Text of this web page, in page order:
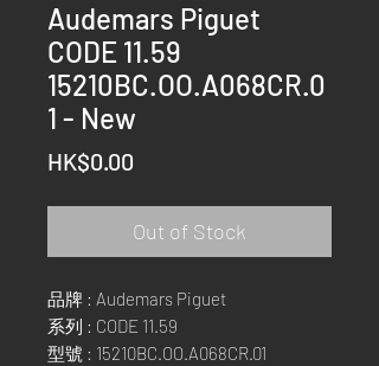
Audemars Piguet
CODE 11.59
15210BC.OO.A068CR.0
1 - New
HK$0.00
Out of Stock
品牌 : Audemars Piguet
系列 : CODE 11.59
型號 : 15210BC.OO.A068CR.01